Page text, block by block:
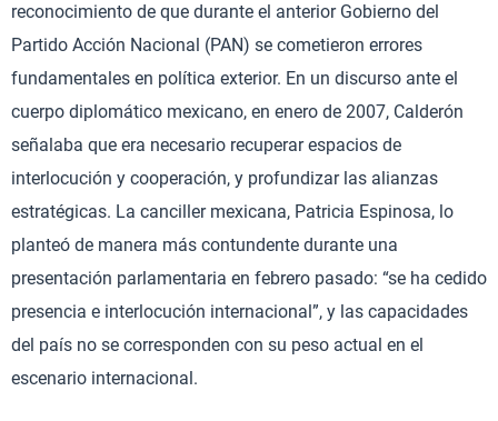
reconocimiento de que durante el anterior Gobierno del
Partido Acción Nacional (PAN) se cometieron errores
fundamentales en política exterior. En un discurso ante el
cuerpo diplomático mexicano, en enero de 2007, Calderón
señalaba que era necesario recuperar espacios de
interlocución y cooperación, y profundizar las alianzas
estratégicas. La canciller mexicana, Patricia Espinosa, lo
planteó de manera más contundente durante una
presentación parlamentaria en febrero pasado: “se ha cedido
presencia e interlocución internacional”, y las capacidades
del país no se corresponden con su peso actual en el
escenario internacional.